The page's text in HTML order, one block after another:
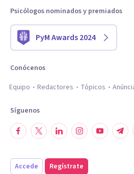
Psicólogos nominados y premiados
PyM Awards 2024
Conócenos
Equipo
Redactores Tópicos
Síguenos
Accede Regístrate